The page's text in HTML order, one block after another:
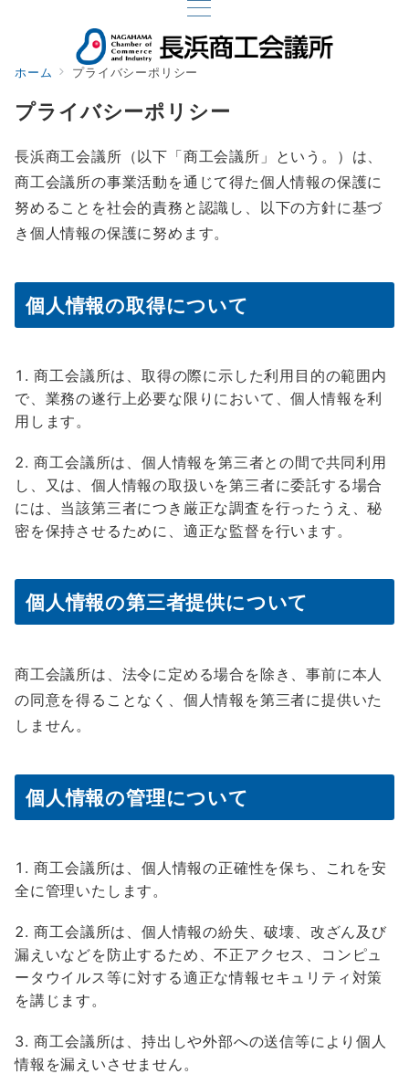
ホーム プライバシーポリシー
プライバシーポリシー
長浜商工会議所（以下「商工会議所」という。）は、
商工会議所の事業活動を通じて得た個人情報の保護に
努めることを社会的責務と認識し、以下の方針に基づ
き個人情報の保護に努めます。
個人情報の取得について
商工会議所は、取得の際に示した利用目的の範囲内
で、業務の遂行上必要な限りにおいて、個人情報を利
用します。
商工会議所は、個人情報を第三者との間で共同利用
し、又は、個人情報の取扱いを第三者に委託する場合
には、当該第三者につき厳正な調査を行ったうえ、秘
密を保持させるために、適正な監督を行います。
個人情報の第三者提供について
商工会議所は、法令に定める場合を除き、事前に本人
の同意を得ることなく、個人情報を第三者に提供いた
しません。
個人情報の管理について
商工会議所は、個人情報の正確性を保ち、これを安
全に管理いたします。
商工会議所は、個人情報の紛失、破壊、改ざん及び
漏えいなどを防止するため、不正アクセス、コンピュ
ータウイルス等に対する適正な情報セキュリティ対策
を講じます。
商工会議所は、持出しや外部への送信等により個人
情報を漏えいさせません。